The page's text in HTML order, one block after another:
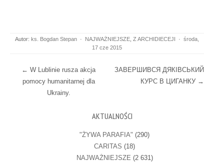
Autor: ks. Bogdan Stepan · NAJWAŻNIEJSZE Z ARCHIDIECEJI · środa,
17 cze 2015
Post navigation
← W Lublinie rusza akcja
pomocy humanitarnej dla
Ukrainy.
ЗАВЕРШИВСЯ ДЯКІВСЬКИЙ
КУРС В ЦИГАНКУ →
AKTUALNOŚCI
"ŻYWA PARAFIA" (290)
CARITAS (18)
NAJWAŻNIEJSZE (2 631)